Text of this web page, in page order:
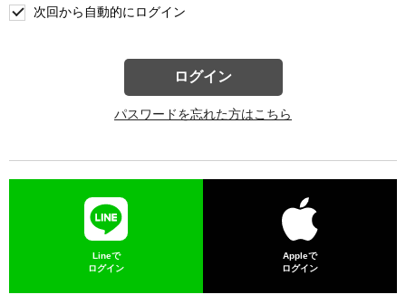
次回から自動的にログイン
ログイン
パスワードを忘れた方はこちら
Lineで
ログイン
Appleで
ログイン